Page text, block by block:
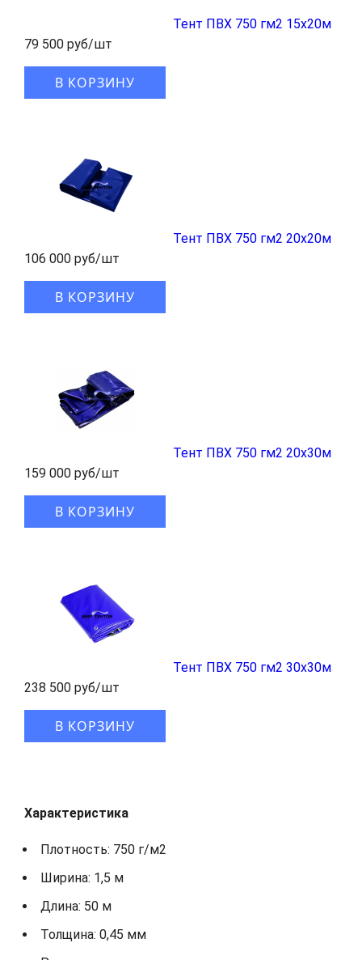
Тент ПВХ 750 гм2 15x20м
79 500 руб/шт
В КОРЗИНУ
Тент ПВХ 750 гм2 20x20м
106 000 руб/шт
В КОРЗИНУ
Тент ПВХ 750 гм2 20x30м
159 000 руб/шт
В КОРЗИНУ
Тент ПВХ 750 гм2 30x30м
238 500 руб/шт
В КОРЗИНУ
Характеристика
Плотность: 750 г/м2
Ширина: 1,5 м
Длина: 50 м
Толщина: 0,45 мм